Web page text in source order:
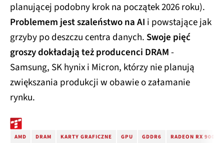
planującej podobny krok na początek 2026 roku).
Problemem jest szaleństwo na AI i powstające jak
grzyby po deszczu centra danych. Swoje pięć
groszy dokładają też producenci DRAM-
Samsung, SK hynix i Micron, którzy nie planują
zwiększania produkcji w obawie o załamanie
rynku.
AMD DRAM KARTY GRAFICZNE GPU GDDR6 RADEON RX 9000